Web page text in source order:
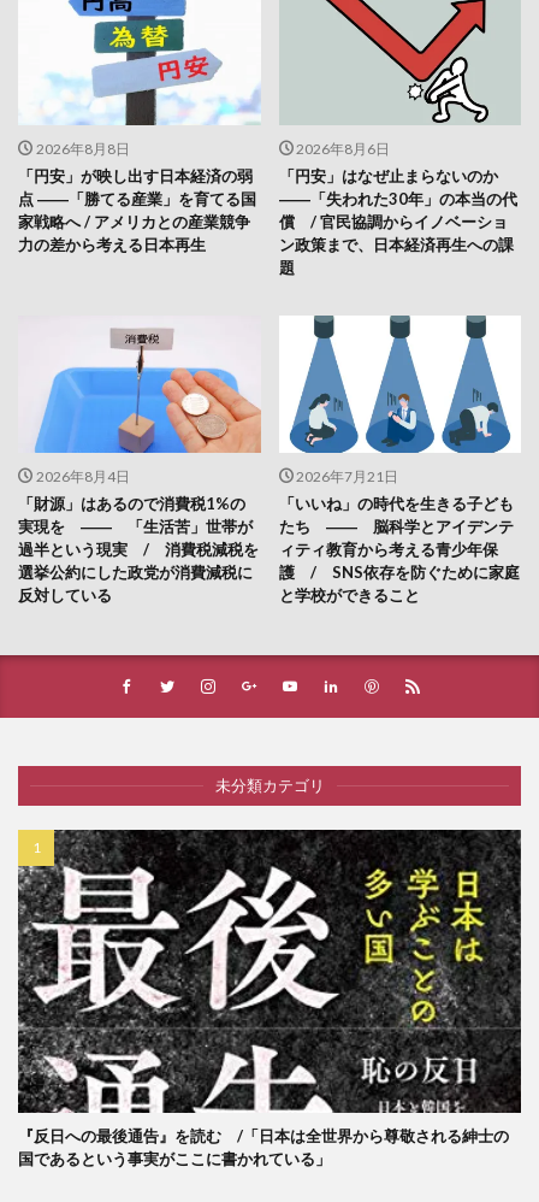
2026年8月8日
「円安」が映し出す日本経済の弱
点 ――「勝てる産業」を育てる国
家戦略へ / アメリカとの産業競争
力の差から考える日本再生
2026年8月6日
「円安」はなぜ止まらないのか
――「失われた30年」の本当の代
償 / 官民協調からイノベーショ
ン政策まで、日本経済再生への課
題
2026年8月4日
「財源」はあるので消費税1%の
実現を ―― 「生活苦」世帯が
過半という現実 / 消費税減税を
選挙公約にした政党が消費減税に
反対している
2026年7月21日
「いいね」の時代を生きる子ども
たち ―― 脳科学とアイデンテ
ィティ教育から考える青少年保
護 / SNS依存を防ぐために家庭
と学校ができること
未分類カテゴリ
『反日への最後通告』を読む /「日本は全世界から尊敬される紳士の
国であるという事実がここに書かれている」